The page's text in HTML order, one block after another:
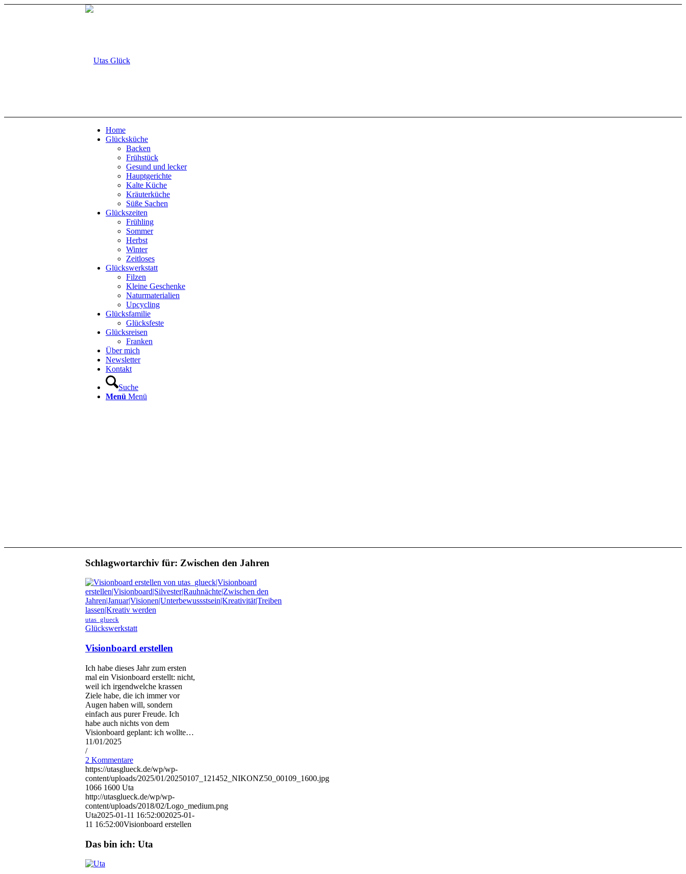
Home
Glücksküche
Backen
Frühstück
Gesund und lecker
Hauptgerichte
Kalte Küche
Kräuterküche
Süße Sachen
Glückszeiten
Frühling
Sommer
Herbst
Winter
Zeitloses
Glückswerkstatt
Filzen
Kleine Geschenke
Naturmaterialien
Upcycling
Glücksfamilie
Glücksfeste
Glücksreisen
Franken
Über mich
Newsletter
Kontakt
Suche
Menü Menü
Schlagwortarchiv für: Zwischen den Jahren
utas_glueck
Glückswerkstatt
Visionboard erstellen
Ich habe dieses Jahr zum ersten
mal ein Visionboard erstellt: nicht,
weil ich irgendwelche krassen
Ziele habe, die ich immer vor
Augen haben will, sondern
einfach aus purer Freude. Ich
habe auch nichts von dem
Visionboard geplant: ich wollte…
11/01/2025
/
2 Kommentare
https://utasglueck.de/wp/wp-
content/uploads/2025/01/20250107_121452_NIKONZ50_00109_1600.jpg
1066 1600 Uta
http://utasglueck.de/wp/wp-
content/uploads/2018/02/Logo_medium.png
Uta2025-01-11 16:52:002025-01-
11 16:52:00Visionboard erstellen
Das bin ich: Uta